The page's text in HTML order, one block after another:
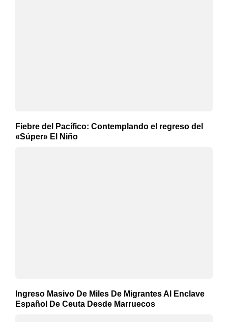
Fiebre del Pacífico: Contemplando el regreso del
«Súper» El Niño
Ingreso Masivo De Miles De Migrantes Al Enclave
Español De Ceuta Desde Marruecos